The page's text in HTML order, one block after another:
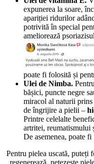
expunerea la soare,
apariției ridurilor
potrivită în special
ameliorează
poate fi folosită și
Ulei de Nimba.
bășici, puncte negre
miracol al naturii
de îngrijire a pielii –
Printre celelalte
artritei, reumatismului
De asemenea, poate
Pentru pielea uscată, puteți
regenerează, netezește